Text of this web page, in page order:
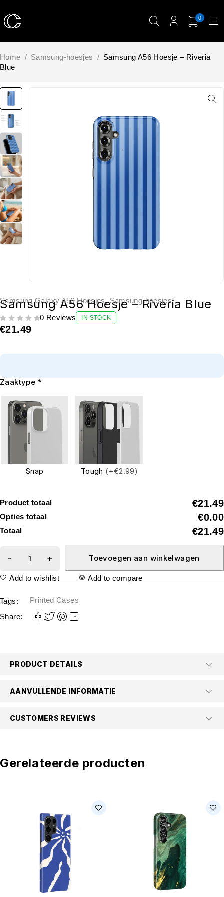
0
Home / Samsung-hoesjes / Samsung A56 Hoesje – Riveria
Blue
Samsung Galaxy A56 Hoesjes,Samsung-hoesjes
Samsung A56 Hoesje – Riveria Blue
0 Reviews IN STOCK
€21.49
Zaaktype *
Snap Tough (+€2.99)
Product totaal €21.49
Opties totaal €0.00
Totaal €21.49
Toevoegen aan winkelwagen
Add to wishlist Add to compare
Tags:
Printed Cases
Share:
PRODUCT DETAILS
AANVULLENDE INFORMATIE
CUSTOMERS REVIEWS
Gerelateerde producten